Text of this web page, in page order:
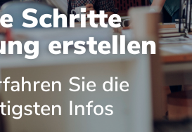
Schritte
erstellen
Sie die
Infos